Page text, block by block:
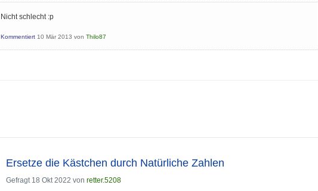
Nicht schlecht :p
Kommentiert 10 Mär 2013 von Thilo87
Ersetze die Kästchen durch Natürliche Zahlen
Gefragt 18 Okt 2022 von retter.5208